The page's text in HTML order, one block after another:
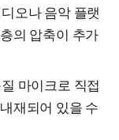
오나 음악 플랫
의 압축이 추가
마이크로 직접
재되어 있을 수